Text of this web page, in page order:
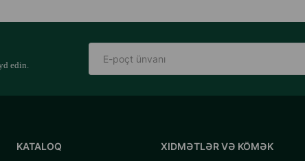
edin.
KATALOQ XIDMƏTLƏR VƏ KÖMƏK